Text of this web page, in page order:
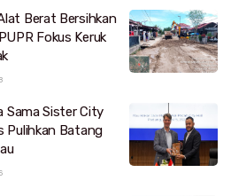
Berat Bersihkan
Fokus Keruk
Sama Sister City
Pulihkan Batang